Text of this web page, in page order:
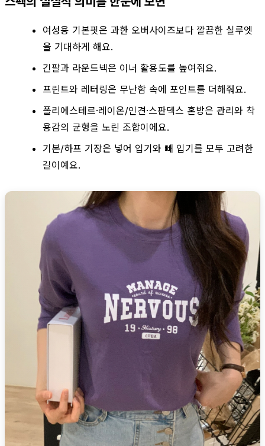
여성용 기본핏은 과한 오버사이즈보다 깔끔한 실루엣
을 기대하게 해요.
긴팔과 라운드넥은 이너 활용도를 높여줘요.
프린트와 레터링은 무난함 속에 포인트를 더해줘요.
폴리에스테르·레이온/인견·스판덱스 혼방은 관리와 착
용감의 균형을 노린 조합이에요.
기본/하프 기장은 넣어 입기와 빼 입기를 모두 고려한
길이예요.